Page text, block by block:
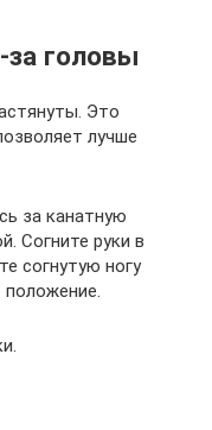
за головы
Это
лучше
за канатную
Согните руки в
согнутую ногу
положение.